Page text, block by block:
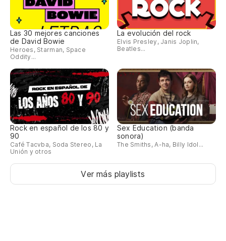
Las 30 mejores canciones
de David Bowie
Heroes, Starman, Space
Oddity...
La evolución del rock
Elvis Presley, Janis Joplin,
Beatles...
Rock en español de los 80 y
90
Café Tacvba, Soda Stereo, La
Unión y otros
Sex Education (banda
sonora)
The Smiths, A-ha, Billy Idol...
Ver más playlists